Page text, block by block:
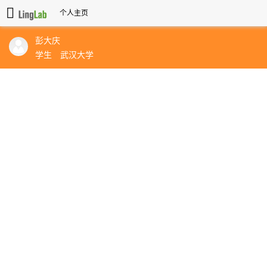
个人主页
彭大庆
学生
武汉大学